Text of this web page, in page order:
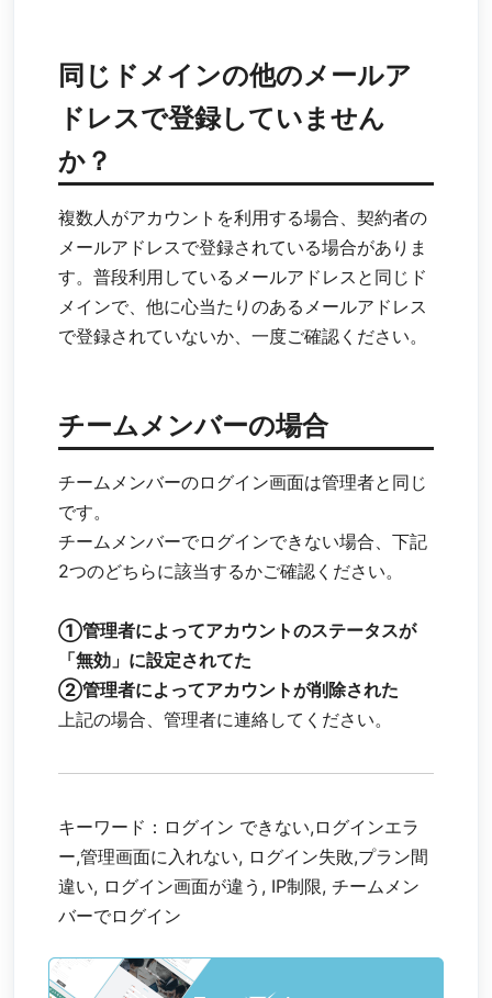
同じドメインの他のメールア
ドレスで登録していません
か？
複数人がアカウントを利用する場合、契約者の
メールアドレスで登録されている場合がありま
す。普段利用しているメールアドレスと同じド
メインで、他に心当たりのあるメールアドレス
で登録されていないか、一度ご確認ください。
チームメンバーの場合
チームメンバーのログイン画面は管理者と同じ
です。
チームメンバーでログインできない場合、下記
2つのどちらに該当するかご確認ください。
①管理者によってアカウントのステータスが
「無効」に設定されてた
②管理者によってアカウントが削除された
上記の場合、管理者に連絡してください。
キーワード：ログイン できない,ログインエラ
ー,管理画面に入れない, ログイン失敗,プラン間
違い, ログイン画面が違う, IP制限, チームメン
バーでログイン